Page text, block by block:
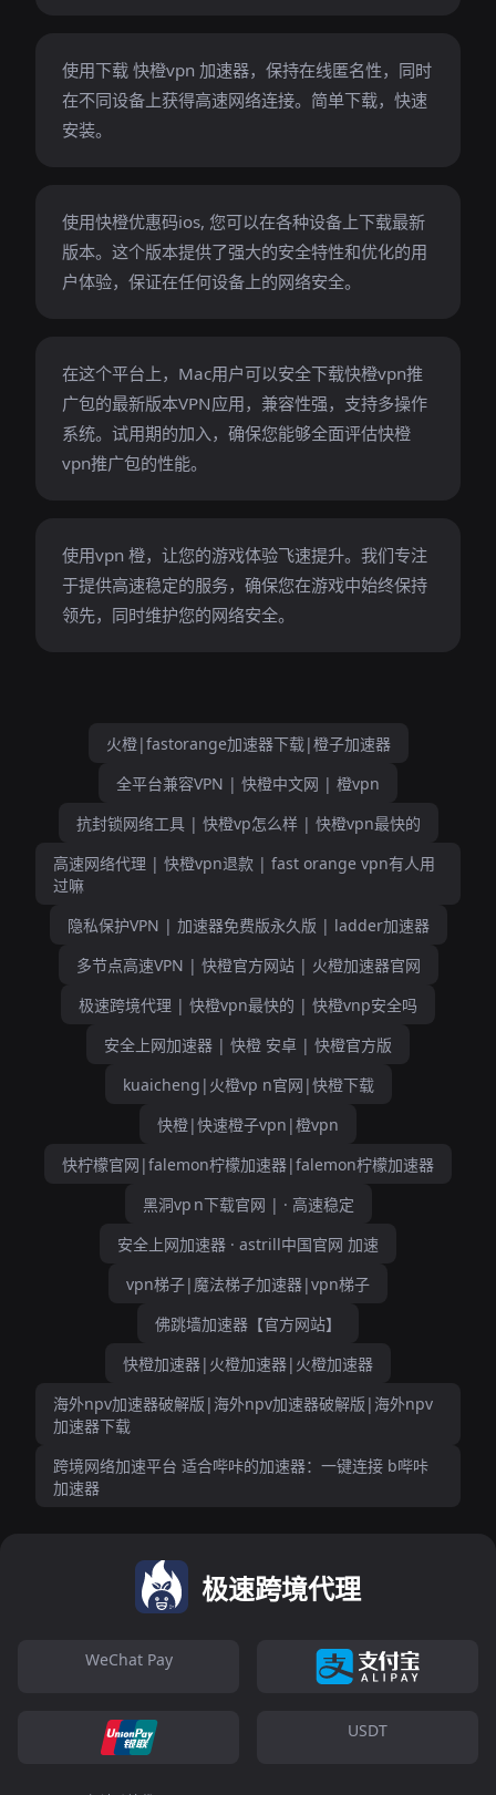
使用下载 快橙vpn 加速器，保持在线匿名性，同时
在不同设备上获得高速网络连接。简单下载，快速
安装。
使用快橙优惠码ios, 您可以在各种设备上下载最新
版本。这个版本提供了强大的安全特性和优化的用
户体验，保证在任何设备上的网络安全。
在这个平台上，Mac用户可以安全下载快橙vpn推
广包的最新版本VPN应用，兼容性强，支持多操作
系统。试用期的加入，确保您能够全面评估快橙
vpn推广包的性能。
使用vpn 橙，让您的游戏体验飞速提升。我们专注
于提供高速稳定的服务，确保您在游戏中始终保持
领先，同时维护您的网络安全。
火橙|fastorange加速器下载|橙子加速器
全平台兼容VPN | 快橙中文网 | 橙vpn
抗封锁网络工具 | 快橙vp怎么样 | 快橙vpn最快的
高速网络代理 | 快橙vpn退款 | fast orange vpn有人用
过嘛
隐私保护VPN | 加速器免费版永久版 | ladder加速器
多节点高速VPN | 快橙官方网站 | 火橙加速器官网
极速跨境代理 | 快橙vpn最快的 | 快橙vnp安全吗
安全上网加速器 | 快橙 安卓 | 快橙官方版
kuaicheng|火橙vp n官网|快橙下载
快橙|快速橙子vpn|橙vpn
快柠檬官网|falemon柠檬加速器|falemon柠檬加速器
黑洞vp n下载官网 | · 高速稳定
安全上网加速器 · astrill中国官网 加速
vpn梯子|魔法梯子加速器|vpn梯子
佛跳墙加速器【官方网站】
快橙加速器|火橙加速器|火橙加速器
海外npv加速器破解版|海外npv加速器破解版|海外npv
加速器下载
跨境网络加速平台 适合哔咔的加速器：一键连接 b哔咔
加速器
极速跨境代理
WeChat Pay
USDT